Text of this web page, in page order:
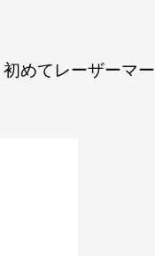
めてレーザーマー